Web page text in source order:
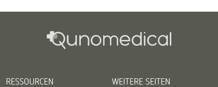
RESSOURCEN WEITERE SEITEN